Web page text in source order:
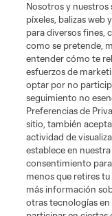
Nosotros y nuestros
píxeles, balizas web
para diversos fines,
como se pretende,
entender cómo te
esfuerzos de
optar por no
seguimiento no
Preferencias de
sitio, también
actividad de
establece en
consentimiento
menos que retires
más información
otras tecnologías